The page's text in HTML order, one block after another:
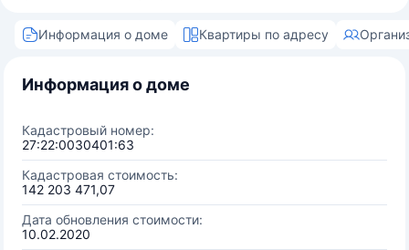
Информация о доме Квартиры по адресу
Информация о доме
Кадастровый номер:
27:22:0030401:63
Кадастровая стоимость:
142 203 471,07
Дата обновления стоимости:
10.02.2020